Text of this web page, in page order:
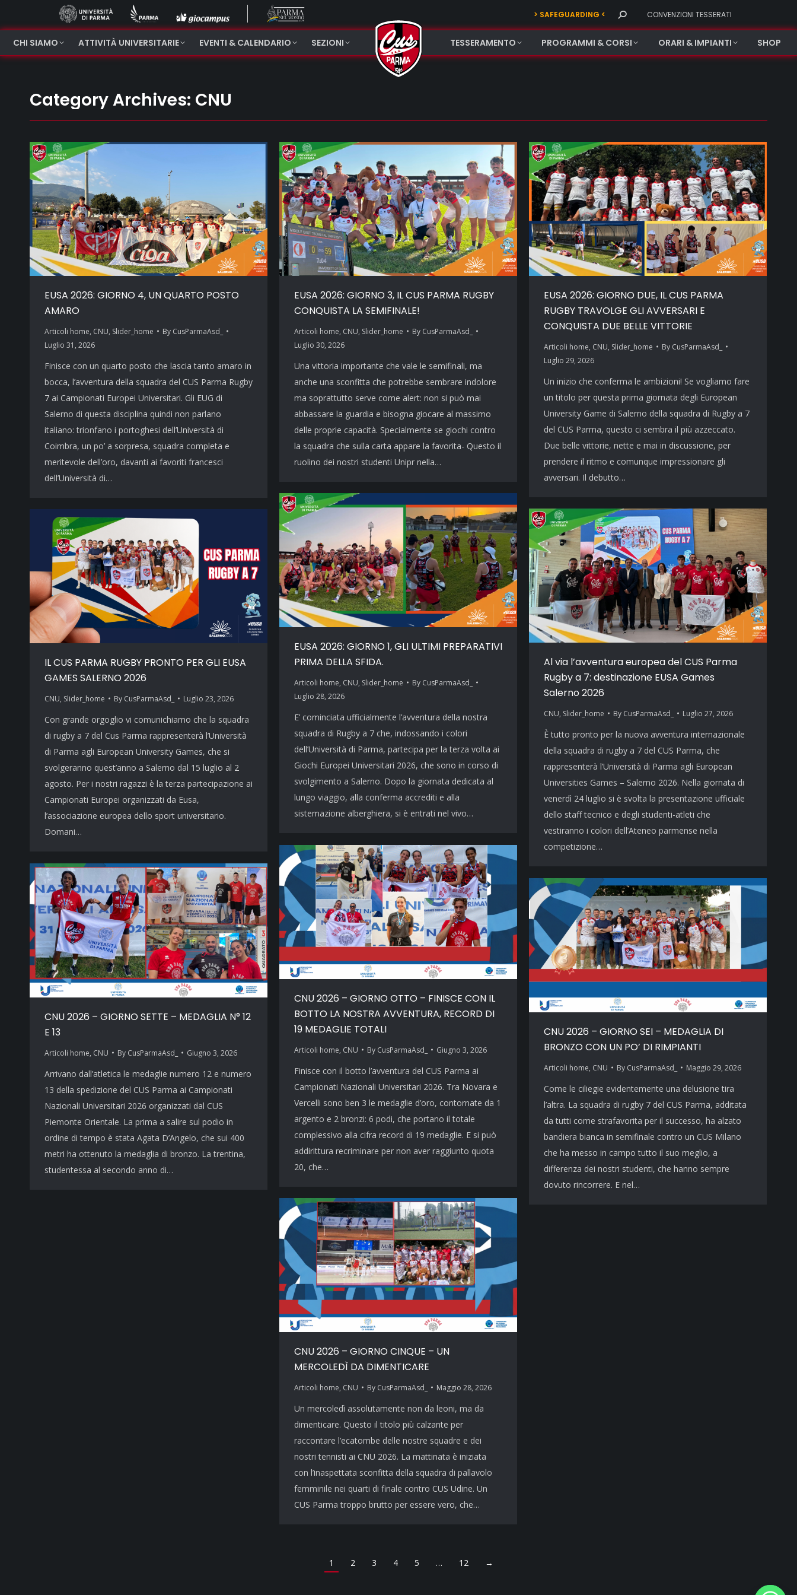
> SAFEGUARDING < Search: CONVENZIONI TESSERATI
CHI SIAMO ATTIVITÀ UNIVERSITARIE EVENTI & CALENDARIO SEZIONI TESSERAMENTO PROGRAMMI & CORSI ORARI & IMPIANTI SHOP
Category Archives: CNU
EUSA 2026: GIORNO 4, UN QUARTO POSTO
AMARO
Articoli home, CNU, Slider_home By CusParmaAsd_
Luglio 31, 2026
Finisce con un quarto posto che lascia tanto amaro in
bocca, l’avventura della squadra del CUS Parma Rugby
7 ai Campionati Europei Universitari. Gli EUG di
Salerno di questa disciplina quindi non parlano
italiano: trionfano i portoghesi dell’Università di
Coimbra, un po’ a sorpresa, squadra completa e
meritevole dell’oro, davanti ai favoriti francesci
dell’Università di…
EUSA 2026: GIORNO 3, IL CUS PARMA RUGBY
CONQUISTA LA SEMIFINALE!
Articoli home, CNU, Slider_home By CusParmaAsd_
Luglio 30, 2026
Una vittoria importante che vale le semifinali, ma
anche una sconfitta che potrebbe sembrare indolore
ma soprattutto serve come alert: non si può mai
abbassare la guardia e bisogna giocare al massimo
delle proprie capacità. Specialmente se giochi contro
la squadra che sulla carta appare la favorita- Questo il
ruolino dei nostri studenti Unipr nella…
EUSA 2026: GIORNO DUE, IL CUS PARMA
RUGBY TRAVOLGE GLI AVVERSARI E
CONQUISTA DUE BELLE VITTORIE
Articoli home, CNU, Slider_home By CusParmaAsd_
Luglio 29, 2026
Un inizio che conferma le ambizioni! Se vogliamo fare
un titolo per questa prima giornata degli European
University Game di Salerno della squadra di Rugby a 7
del CUS Parma, questo ci sembra il più azzeccato.
Due belle vittorie, nette e mai in discussione, per
prendere il ritmo e comunque impressionare gli
avversari. Il debutto…
EUSA 2026: GIORNO 1, GLI ULTIMI PREPARATIVI
PRIMA DELLA SFIDA.
Articoli home, CNU, Slider_home By CusParmaAsd_
Luglio 28, 2026
E’ cominciata ufficialmente l’avventura della nostra
squadra di Rugby a 7 che, indossando i colori
dell’Università di Parma, partecipa per la terza volta ai
Giochi Europei Universitari 2026, che sono in corso di
svolgimento a Salerno. Dopo la giornata dedicata al
lungo viaggio, alla conferma accrediti e alla
sistemazione alberghiera, si è entrati nel vivo…
Al via l’avventura europea del CUS Parma
Rugby a 7: destinazione EUSA Games
Salerno 2026
CNU, Slider_home By CusParmaAsd_ Luglio 27, 2026
È tutto pronto per la nuova avventura internazionale
della squadra di rugby a 7 del CUS Parma, che
rappresenterà l’Università di Parma agli European
Universities Games – Salerno 2026. Nella giornata di
venerdì 24 luglio si è svolta la presentazione ufficiale
dello staff tecnico e degli studenti-atleti che
vestiranno i colori dell’Ateneo parmense nella
competizione…
IL CUS PARMA RUGBY PRONTO PER GLI EUSA
GAMES SALERNO 2026
CNU, Slider_home By CusParmaAsd_ Luglio 23, 2026
Con grande orgoglio vi comunichiamo che la squadra
di rugby a 7 del Cus Parma rappresenterà l’Università
di Parma agli European University Games, che si
svolgeranno quest’anno a Salerno dal 15 luglio al 2
agosto. Per i nostri ragazzi è la terza partecipazione ai
Campionati Europei organizzati da Eusa,
l’associazione europea dello sport universitario.
Domani…
CNU 2026 – GIORNO OTTO – FINISCE CON IL
BOTTO LA NOSTRA AVVENTURA, RECORD DI
19 MEDAGLIE TOTALI
Articoli home, CNU By CusParmaAsd_ Giugno 3, 2026
Finisce con il botto l’avventura del CUS Parma ai
Campionati Nazionali Universitari 2026. Tra Novara e
Vercelli sono ben 3 le medaglie d’oro, contornate da 1
argento e 2 bronzi: 6 podi, che portano il totale
complessivo alla cifra record di 19 medaglie. E si può
addirittura recriminare per non aver raggiunto quota
20, che…
CNU 2026 – GIORNO SETTE – MEDAGLIA N° 12
E 13
Articoli home, CNU By CusParmaAsd_ Giugno 3, 2026
Arrivano dall’atletica le medaglie numero 12 e numero
13 della spedizione del CUS Parma ai Campionati
Nazionali Universitari 2026 organizzati dal CUS
Piemonte Orientale. La prima a salire sul podio in
ordine di tempo è stata Agata D’Angelo, che sui 400
metri ha ottenuto la medaglia di bronzo. La trentina,
studentessa al secondo anno di…
CNU 2026 – GIORNO SEI – MEDAGLIA DI
BRONZO CON UN PO’ DI RIMPIANTI
Articoli home, CNU By CusParmaAsd_ Maggio 29, 2026
Come le ciliegie evidentemente una delusione tira
l’altra. La squadra di rugby 7 del CUS Parma, additata
da tutti come strafavorita per il successo, ha alzato
bandiera bianca in semifinale contro un CUS Milano
che ha messo in campo tutto il suo meglio, a
differenza dei nostri studenti, che hanno sempre
dovuto rincorrere. E nel…
CNU 2026 – GIORNO CINQUE – UN
MERCOLEDÌ DA DIMENTICARE
Articoli home, CNU By CusParmaAsd_ Maggio 28, 2026
Un mercoledì assolutamente non da leoni, ma da
dimenticare. Questo il titolo più calzante per
raccontare l’ecatombe delle nostre squadre e dei
nostri tennisti ai CNU 2026. La mattinata è iniziata
con l’inaspettata sconfitta della squadra di pallavolo
femminile nei quarti di finale contro CUS Udine. Un
CUS Parma troppo brutto per essere vero, che…
1 2 3 4 5 … 12 →